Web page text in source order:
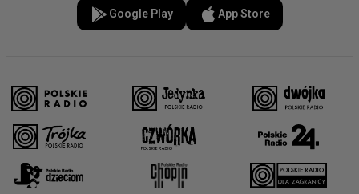
Google Play App Store